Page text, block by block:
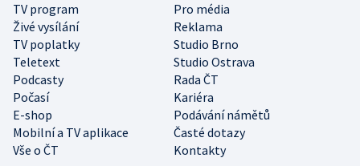
TV program
Pro média
Živé vysílání
Reklama
TV poplatky
Studio Brno
Teletext
Studio Ostrava
Podcasty
Rada ČT
Počasí
Kariéra
E-shop
Podávání námětů
Mobilní a TV aplikace
Časté dotazy
Vše o ČT
Kontakty